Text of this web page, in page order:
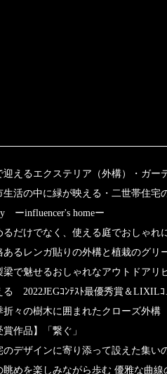
迎えるエクステリア（外構）・ガー
生活の中に緑が映える・二世帯住宅
ーinfluencer's homeー
るだけでなく、使える庭でおしゃれ
あるレンガ貼りの外構と植栽のグリ
梁で魅せるおしゃれなアウトドアリ
る 2022JEGｺﾝﾃｽﾄ最優秀賞＆LIXILｺ
折々の樹木に囲まれたクローズ外構
賞作品】「繋ぐ」
のデザインに寄り添って設えた集い
眺めを楽しみながら歩む 優雅な曲線